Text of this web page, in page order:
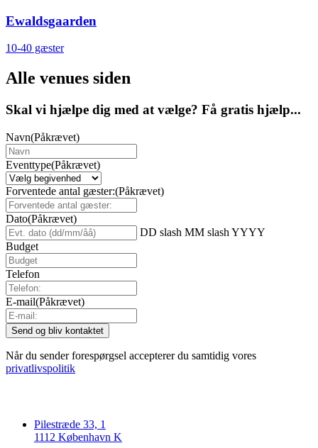
Ewaldsgaarden
10-40 gæster
Alle venues siden
Skal vi hjælpe dig med at vælge? Få gratis hjælp...
Navn(Påkrævet)
Eventtype(Påkrævet)
Forventede antal gæster:(Påkrævet)
Dato(Påkrævet)
DD slash MM slash YYYY
Budget
Telefon
E-mail(Påkrævet)
Når du sender forespørgsel accepterer du samtidig vores
privatlivspolitik
Pilestræde 33, 1
1112 København K